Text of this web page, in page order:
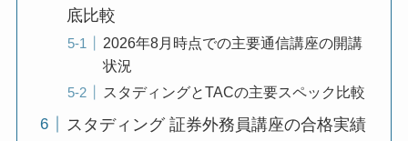
底比較
2026年8月時点での主要通信講座の開講
状況
スタディングとTACの主要スペック比較
スタディング 証券外務員講座の合格実績